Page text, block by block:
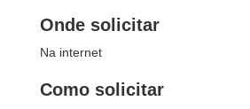
Onde solicitar
Na internet
Como solicitar